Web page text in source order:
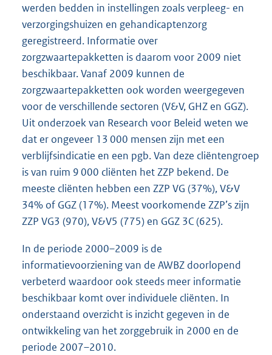
werden bedden in instellingen zoals verpleeg- en
verzorgingshuizen en gehandicaptenzorg
geregistreerd. Informatie over
zorgzwaartepakketten is daarom voor 2009 niet
beschikbaar. Vanaf 2009 kunnen de
zorgzwaartepakketten ook worden weergegeven
voor de verschillende sectoren (V&V, GHZ en GGZ).
Uit onderzoek van Research voor Beleid weten we
dat er ongeveer 13 000 mensen zijn met een
verblijfsindicatie en een pgb. Van deze cliëntengroep
is van ruim 9 000 cliënten het ZZP bekend. De
meeste cliënten hebben een ZZP VG (37%), V&V
34% of GGZ (17%). Meest voorkomende ZZP’s zijn
ZZP VG3 (970), V&V5 (775) en GGZ 3C (625).
In de periode 2000–2009 is de
informatievoorziening van de AWBZ doorlopend
verbeterd waardoor ook steeds meer informatie
beschikbaar komt over individuele cliënten. In
onderstaand overzicht is inzicht gegeven in de
ontwikkeling van het zorggebruik in 2000 en de
periode 2007–2010.